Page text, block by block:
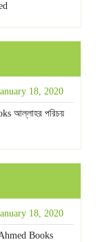
18, 2020
আল্লাহর পরিচয়
18, 2020
Books